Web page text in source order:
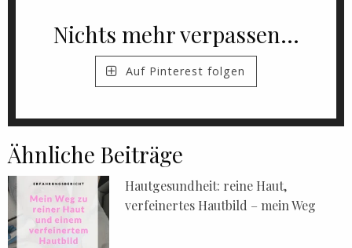
Nichts mehr verpassen...
Auf Pinterest folgen
Ähnliche Beiträge
Hautgesundheit: reine Haut,
verfeinertes Hautbild – mein Weg